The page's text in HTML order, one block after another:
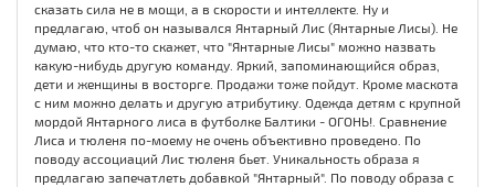
сказать сила не в мощи, а в скорости и интеллекте. Ну и
предлагаю, чтоб он назывался Янтарный Лис (Янтарные Лисы). Не
думаю, что кто-то скажет, что "Янтарные Лисы" можно назвать
какую-нибудь другую команду. Яркий, запоминающийся образ,
дети и женщины в восторге. Продажи тоже пойдут. Кроме маскота
с ним можно делать и другую атрибутику. Одежда детям с крупной
мордой Янтарного лиса в футболке Балтики - ОГОНЬ!. Сравнение
Лиса и тюленя по-моему не очень объективно проведено. По
поводу ассоциаций Лис тюленя бьет. Уникальность образа я
предлагаю запечатлеть добавкой "Янтарный". По поводу образа с